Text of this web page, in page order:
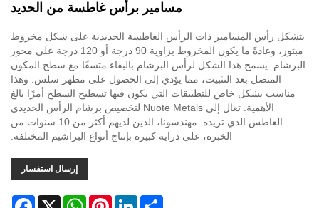
مسامير برأس غاطسة من الحديد
يتشكل رأس المسامير ذات الرأس الغاطسة الحديدية على شكل مخروط
مبتور، وعادةً ما يكون المخروط بزاوية 90 درجة أو 120 درجة على محور
البرشام. يسمح هذا الشكل لرأس البرشام بالبقاء متسقًا مع سطح المكون
المتصل بعد التثبيت، مما يؤدي إلى الحصول على مظهر سلس. وهذا
مناسب بشكل خاص للتطبيقات التي يكون فيها تسطيح السطح أمرًا بالغ
الأهمية. تعال إلى Nuote Metals لتخصيص برشام الرأس الحديدي
الغاطس الذي تريده. مهندسونا، الذين لديهم أكثر من 10 سنوات من
الخبرة، على دراية كبيرة بإنتاج أنواع البراشيم المختلفة.
إرسال استفسار
X
WhatsAppPinterestLinkedInShare